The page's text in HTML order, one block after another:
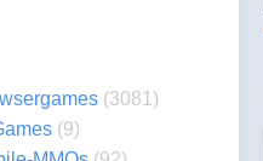
(3081)
(9)